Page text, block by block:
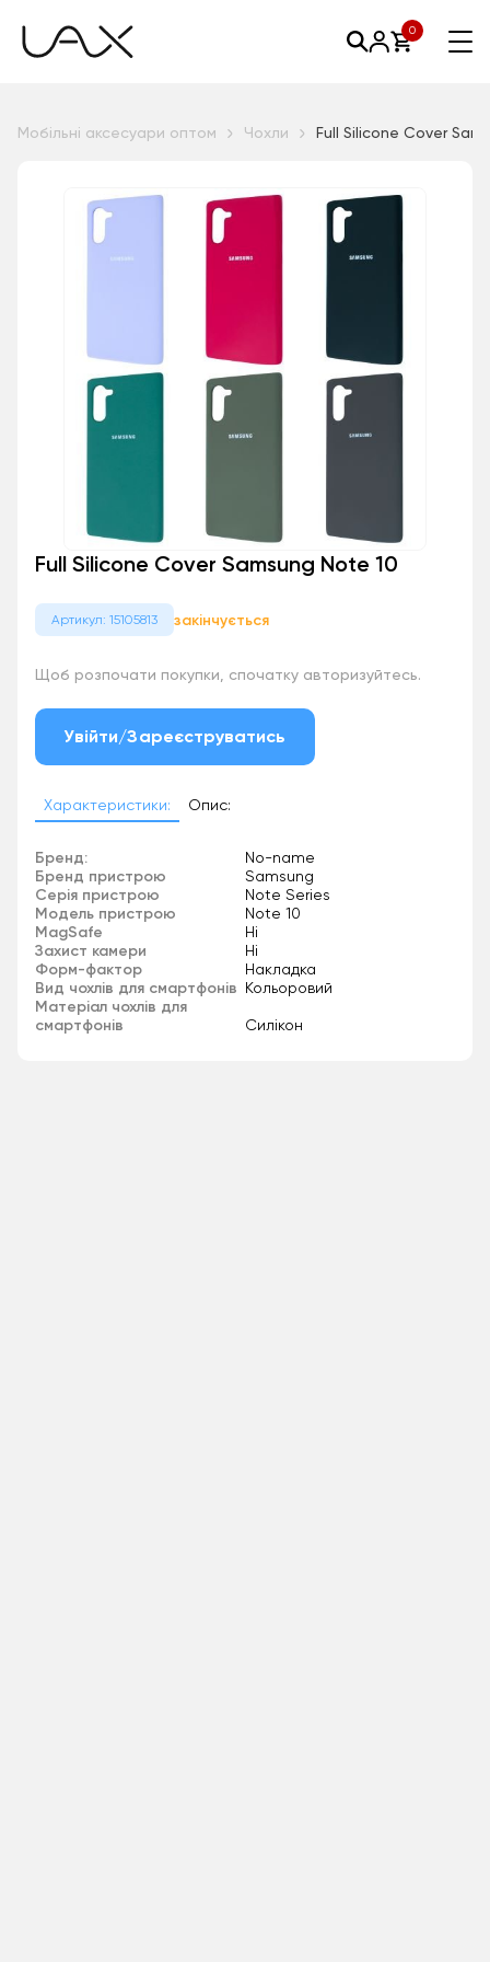
0
Мобільні аксесуари оптом Чохли Full Silicone Cover
Full Silicone Cover Samsung Note 10
Артикул: 15105813 закінчується
Щоб розпочати покупки, спочатку авторизуйтесь.
Увійти/Зареєструватись
Характеристики: Опис:
Бренд: No-name
Бренд пристрою Samsung
Серія пристрою Note Series
Модель пристрою Note 10
MagSafe Ні
Захист камери Ні
Форм-фактор Накладка
Вид чохлів для смартфонів Кольоровий
Матеріал чохлів для
смартфонів
Силікон